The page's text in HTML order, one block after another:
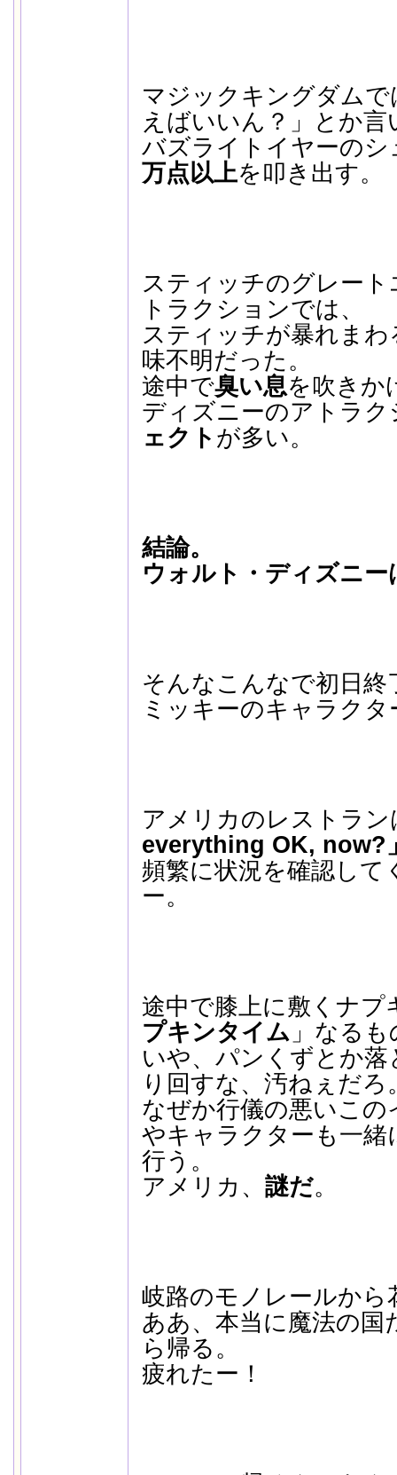
マジックキングダム
えばいいん？」とか言
バズライトイヤーの
万点以上を叩き出す。
スティッチのグレー
トラクションでは、
スティッチが暴れま
味不明だった。
途中で臭い息を吹きか
ディズニーのアトラク
ェクト が多い。
結論。
ウォルト・ディズニ
そんなこんなで初日終
ミッキーのキャラク
アメリカのレストラ
everything OK, now?
頻繁に状況を確認して
ー。
途中で膝上に敷くナプ
プキンタイム 」なる
いや、パンくずとか
り回すな、汚ねぇだろ
なぜか行儀の悪いこ
やキャラクターも一緒
行う。
アメリカ、 謎だ。
岐路のモノレールから
ああ、本当に魔法の国
ら帰る。
疲れたー！